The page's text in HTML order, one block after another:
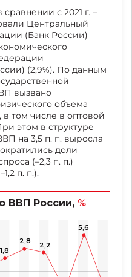
с 2021 г. –
Центральный
(Банк России)
(2,9%). По данным
вызвано
объема
том числе в оптовой
этом в структуре
на 3,5 п. п. выросла
доли
(–2,3 п. п.)
п. п.).
ВВП России, %
1,8
2,8 2,2
5,6